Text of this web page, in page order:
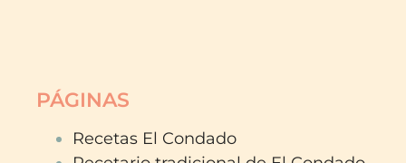
PÁGINAS
Recetas El Condado